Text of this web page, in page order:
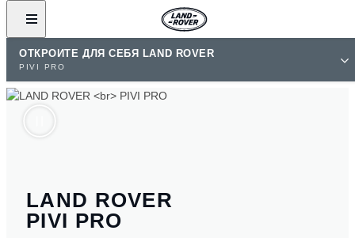
ОТКРОЙТЕ ДЛЯ СЕБЯ LAND ROVER
PIVI PRO
LAND ROVER
PIVI PRO